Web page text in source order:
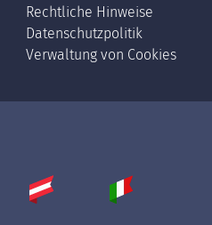
Rechtliche Hinweise
Datenschutzpolitik
Verwaltung von Cookies